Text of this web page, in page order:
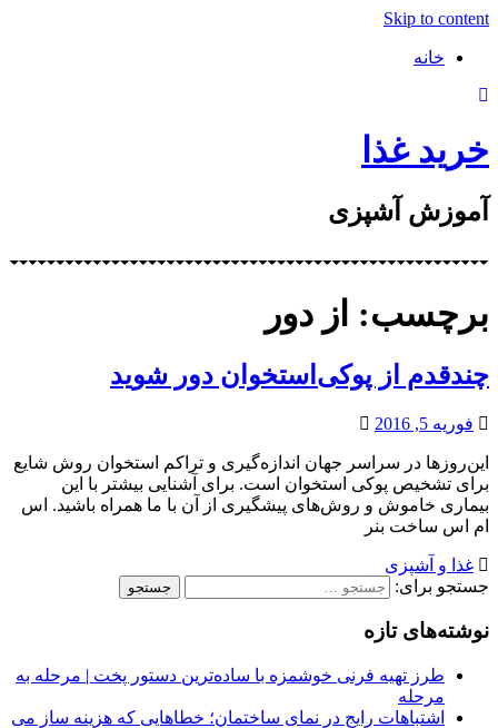
Skip to content
خانه
خرید غذا
آموزش آشپزی
برچسب: از دور
چندقدم از پوکی‌استخوان دور شوید
فوریه 5, 2016
این‌روزها در سراسر جهان اندازه‌گیری و تراکم استخوان روش شایع
برای تشخیص پوکی استخوان است. برای آشنایی بیشتر با این
بیماری خاموش و روش‌های پیشگیری از آن با ما همراه باشید. اس
ام اس ساخت بنر
غذا و آشپزی
جستجو برای:
نوشته‌های تازه
طرز تهیه فرنی خوشمزه با ساده‌ترین دستور پخت | مرحله به
مرحله
اشتباهات رایج در نمای ساختمان؛ خطاهایی که هزینه ساز می